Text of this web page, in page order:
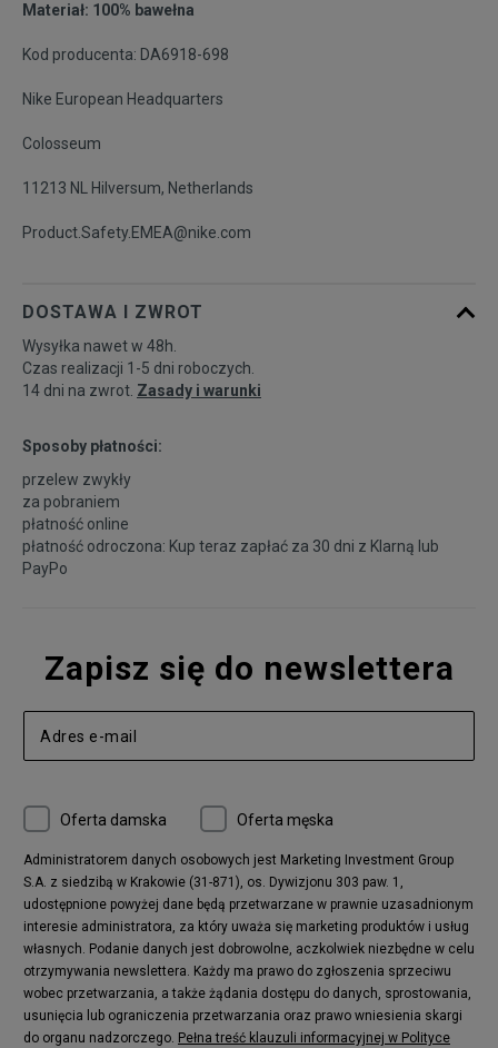
Materiał: 100% bawełna
Kod producenta: DA6918-698
Nike European Headquarters
Colosseum
11213 NL Hilversum, Netherlands
Product.Safety.EMEA@nike.com
DOSTAWA I ZWROT
Wysyłka nawet w 48h.
Czas realizacji 1-5 dni roboczych.
14 dni na zwrot. Zasady i warunki
Sposoby płatności:
przelew zwykły
za pobraniem
płatność online
płatność odroczona: Kup teraz zapłać za 30 dni z Klarną lub
PayPo
Zapisz się do newslettera
Oferta damska Oferta męska
Administratorem danych osobowych jest Marketing Investment Group
S.A. z siedzibą w Krakowie (31-871), os. Dywizjonu 303 paw. 1,
udostępnione powyżej dane będą przetwarzane w prawnie uzasadnionym
interesie administratora, za który uważa się marketing produktów i usług
własnych. Podanie danych jest dobrowolne, aczkolwiek niezbędne w celu
otrzymywania newslettera. Każdy ma prawo do zgłoszenia sprzeciwu
wobec przetwarzania, a także żądania dostępu do danych, sprostowania,
usunięcia lub ograniczenia przetwarzania oraz prawo wniesienia skargi
do organu nadzorczego. Pełna treść klauzuli informacyjnej w Polityce